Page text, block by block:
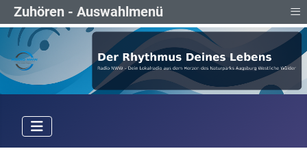
Zuhören - Auswahlmenü ≡